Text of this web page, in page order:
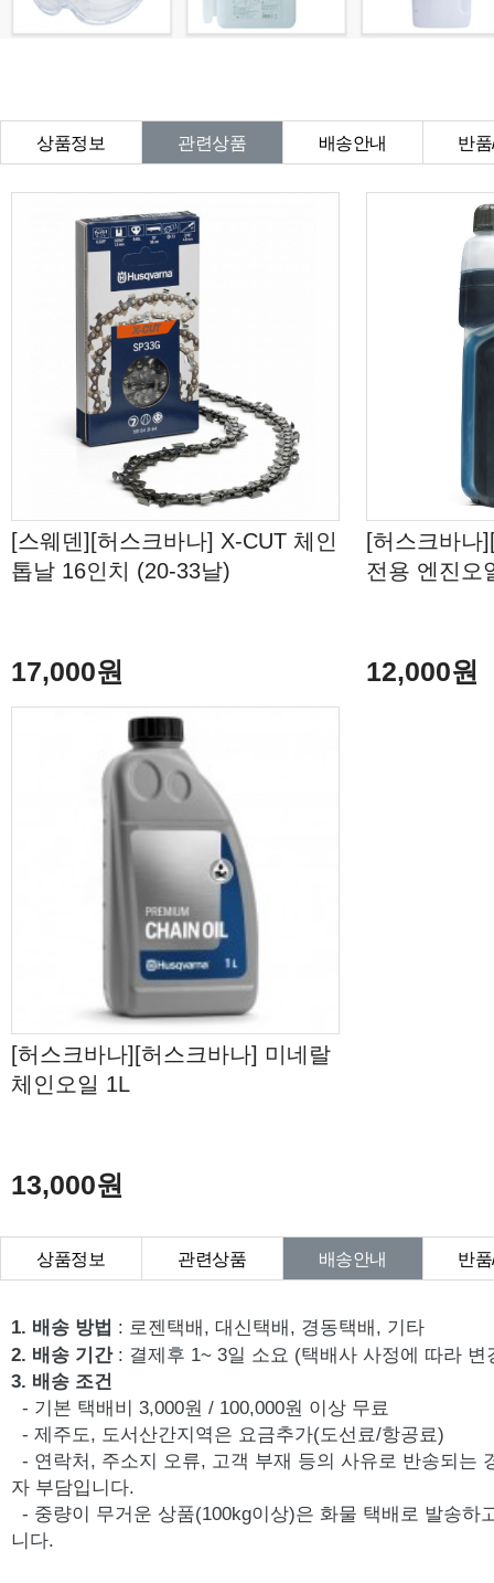
상품정보 관련상품 배송안내 반
[스웨덴][허스크바나] X-CUT 체인
톱날 16인치 (20-33날)
17,000원
[허스크바나
전용 엔진오
12,000원
[허스크바나][허스크바나] 미네랄
체인오일 1L
13,000원
상품정보 관련상품 배송안내 반
1. 배송 방법 : 로젠택배, 대신택배, 경동택배, 기타
2. 배송 기간 : 결제후 1~ 3일 소요 (택배사 사정에 따라 변
3. 배송 조건
- 기본 택배비 3,000원 / 100,000원 이상 무료
- 제주도, 도서산간지역은 요금추가(도선료/항공료)
- 연락처, 주소지 오류, 고객 부재 등의 사유로 반송되는
자 부담입니다.
- 중량이 무거운 상품(100kg이상)은 화물 택배로 발송하
니다.